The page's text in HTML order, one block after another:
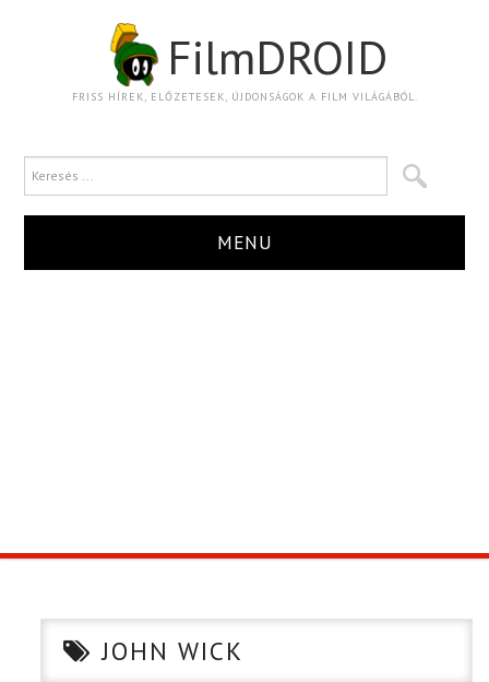
FilmDROID
FRISS HÍREK, ELŐZETESEK, ÚJDONSÁGOK A FILM VILÁGÁBÓL.
MENU
CIKK JOHN WICK